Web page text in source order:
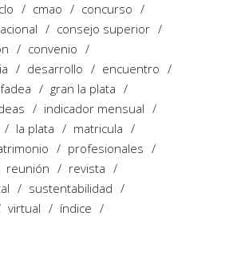
cmao
concurso
consejo superior
convenio
desarrollo
encuentro
fadea
gran la plata
indicador mensual
la plata
matricula
profesionales
reunión
revista
sustentabilidad
virtual índice